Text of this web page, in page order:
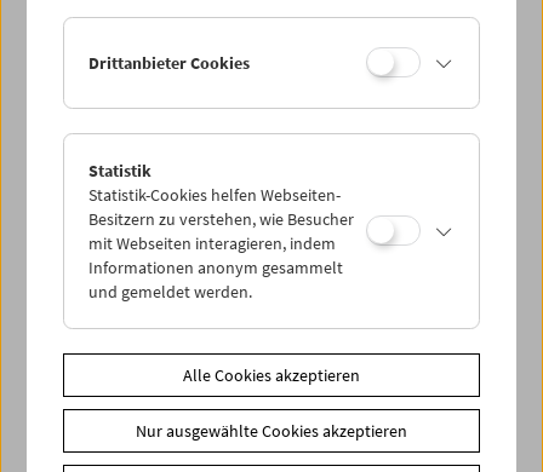
ersten Vorstellung gezeigt.
Ermäßigte Tickets (2,50 €) für
Bücher Was ist Film - Peter Kubelkas Zyklisches Programm im
Österreichischen Filmmuseum
DownloadÜbersicht Zyklus "Was ist Film" (PDF)
Share on
Spielplan
Drittanbieter Cookies
Statistik
Statistik-Cookies helfen Webseiten-
Besitzern zu verstehen, wie Besucher
mit Webseiten interagieren, indem
Informationen anonym gesammelt
und gemeldet werden.
Alle Cookies akzeptieren
Nur ausgewählte Cookies akzeptieren